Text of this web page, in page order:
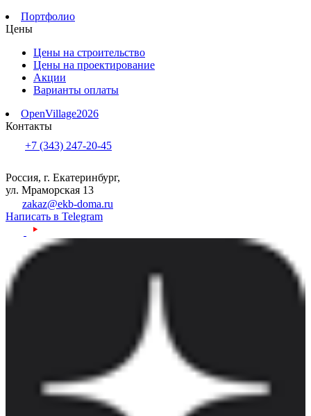
Портфолио
Цены
Цены на строительство
Цены на проектирование
Акции
Варианты оплаты
OpenVillage2026
Контакты
+7 (343) 247-20-45
Россия, г. Екатеринбург,
ул. Мраморская 13
zakaz@ekb-doma.ru
Написать в Telegram